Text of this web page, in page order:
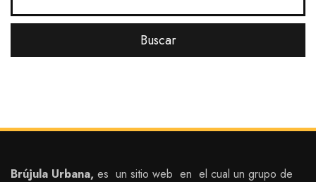
Brújula Urbana, es un sitio web en el cual un grupo de